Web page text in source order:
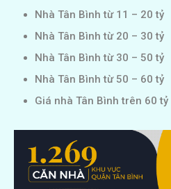
Nhà Tân Bình từ 11 – 20 tỷ
Nhà Tân Bình từ 20 – 30 tỷ
Nhà Tân Bình từ 30 – 50 tỷ
Nhà Tân Bình từ 50 – 60 tỷ
Giá nhà Tân Bình trên 60 tỷ